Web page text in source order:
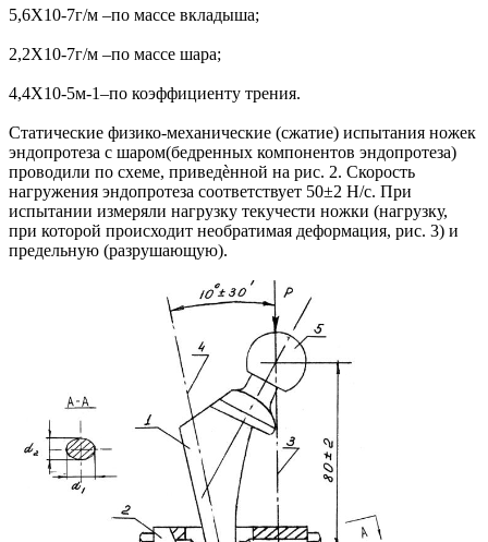
5,6Х10-7г/м –по массе вкладыша;
2,2Х10-7г/м –по массе шара;
4,4Х10-5м-1–по коэффициенту трения.
Статические физико-механические (сжатие) испытания ножек
эндопротеза с шаром(бедренных компонентов эндопротеза)
проводили по схеме, приведѐнной на рис. 2. Скорость
нагружения эндопротеза соответствует 50±2 Н/с. При
испытании измеряли нагрузку текучести ножки (нагрузку,
при которой происходит необратимая деформация, рис. 3) и
предельную (разрушающую).